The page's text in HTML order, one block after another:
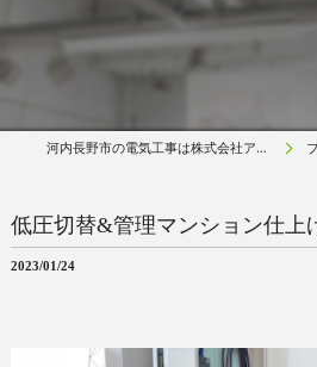
河内長野市の電気工事は株式会社アールネクスト ブ
低圧切替&管理マンション仕上
2023/01/24